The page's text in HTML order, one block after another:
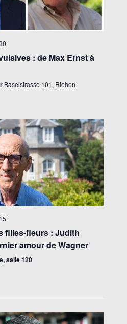
: de Max Ernst à
Baselstrasse 101, Riehen
filles-fleurs : Judith
amour de Wagner
salle 120